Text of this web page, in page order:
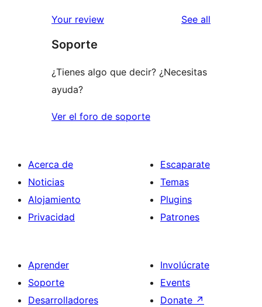
reviews
star
review
Your review See all
Soporte
¿Tienes algo que decir? ¿Necesitas
ayuda?
Ver el foro de soporte
Acerca de
Noticias
Alojamiento
Privacidad
Escaparate
Temas
Plugins
Patrones
Aprender
Soporte
Desarrolladores
Involúcrate
Events
Donate ↗